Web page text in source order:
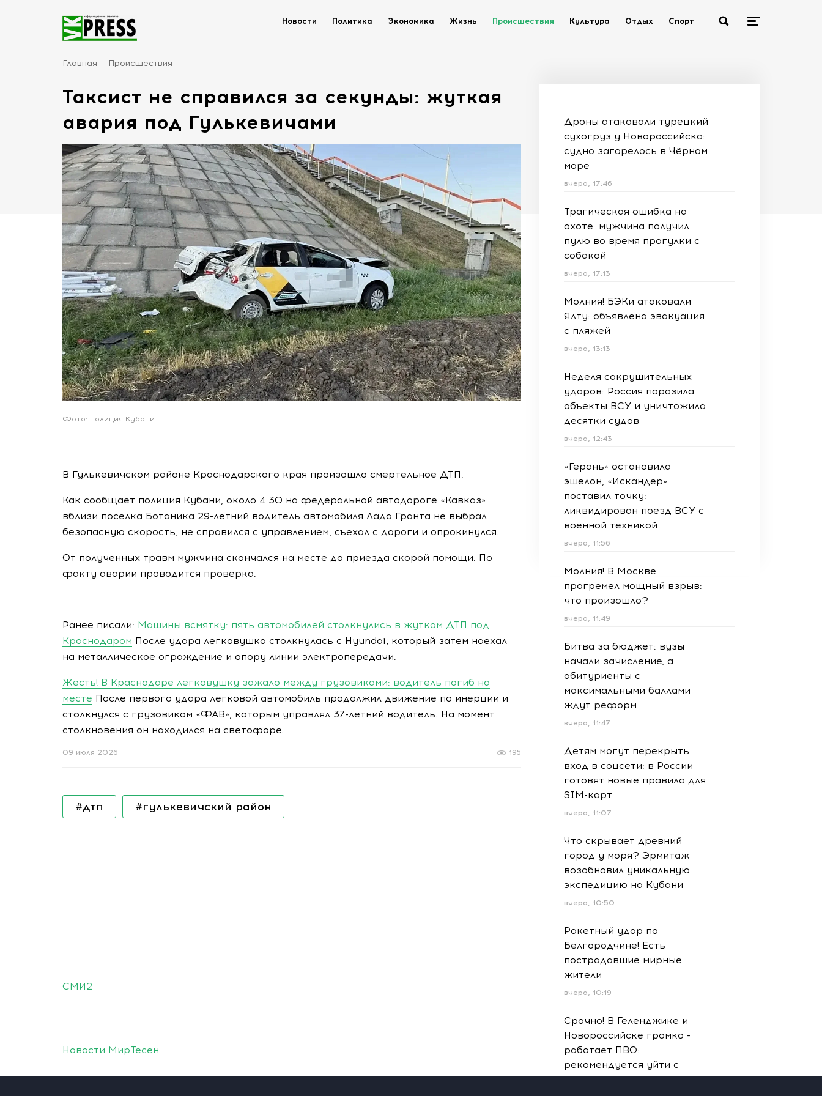
Новости Политика Экономика Жизнь Происшествия Культура Отдых Спорт
Главная Происшествия
Таксист не справился за секунды: жуткая
авария под Гулькевичами
Фото: Полиция Кубани
В Гулькевичском районе Краснодарского края произошло смертельное ДТП.
Как сообщает полиция Кубани, около 4:30 на федеральной автодороге «Кавказ»
вблизи поселка Ботаника 29-летний водитель автомобиля Лада Гранта не выбрал
безопасную скорость, не справился с управлением, съехал с дороги и опрокинулся.
От полученных травм мужчина скончался на месте до приезда скорой помощи. По
факту аварии проводится проверка.
Ранее писали: Машины всмятку: пять автомобилей столкнулись в жутком ДТП под
Краснодаром После удара легковушка столкнулась с Hyundai, который затем наехал
на металлическое ограждение и опору линии электропередачи.
Жесть! В Краснодаре легковушку зажало между грузовиками: водитель погиб на
месте После первого удара легковой автомобиль продолжил движение по инерции и
столкнулся с грузовиком «ФАВ», которым управлял 37-летний водитель. На момент
столкновения он находился на светофоре.
195
09 июля 2026
#дтп #гулькевичский район
Дроны атаковали турецкий
сухогруз у Новороссийска:
судно загорелось в Чёрном
море
вчера, 17:46
Трагическая ошибка на
охоте: мужчина получил
пулю во время прогулки с
собакой
вчера, 17:13
Молния! БЭКи атаковали
Ялту: объявлена эвакуация
с пляжей
вчера, 13:13
Неделя сокрушительных
ударов: Россия поразила
объекты ВСУ и уничтожила
десятки судов
вчера, 12:43
«Герань» остановила
эшелон, «Искандер»
поставил точку:
ликвидирован поезд ВСУ с
военной техникой
вчера, 11:56
Молния! В Москве
прогремел мощный взрыв:
что произошло?
вчера, 11:49
Битва за бюджет: вузы
начали зачисление, а
абитуриенты с
максимальными баллами
ждут реформ
вчера, 11:47
Детям могут перекрыть
вход в соцсети: в России
готовят новые правила для
SIM-карт
вчера, 11:07
Что скрывает древний
город у моря? Эрмитаж
возобновил уникальную
экспедицию на Кубани
вчера, 10:50
Ракетный удар по
Белгородчине! Есть
пострадавшие мирные
жители
вчера, 10:19
Срочно! В Геленджике и
Новороссийске громко -
работает ПВО:
рекомендуется уйти с
пляжей
СМИ2
Новости МирТесен